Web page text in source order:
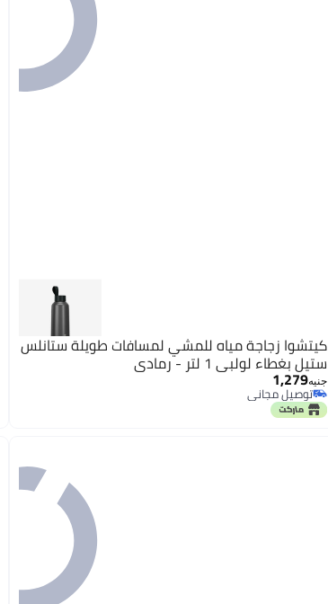
كيتشوا زجاجة مياه للمشي لمسافات طويلة ستانلس
ستيل بغطاء لولبي 1 لتر - رمادي
جنيه1,279
توصيل مجاني
توصيل مجاني